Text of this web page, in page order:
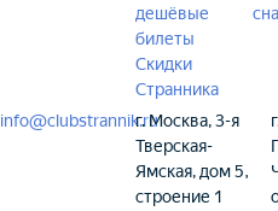
дешёвые
билеты
Скидки
Странника
info@clubstrannik.ruг. Москва, 3-я
Тверская-
Ямская, дом 5,
строение 1